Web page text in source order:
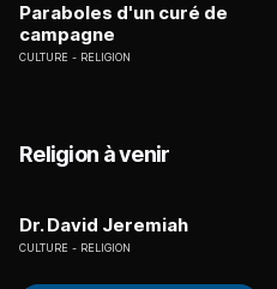
Paraboles d'un curé de
campagne
CULTURE RELIGION
Religion à venir
Dr. David Jeremiah
CULTURE RELIGION